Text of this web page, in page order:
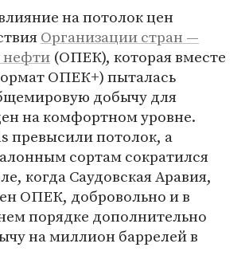
на потолок цен
Организации стран —
нефти (ОПЕК), которая вместе
ОПЕК+) пыталась
добычу для
на комфортном уровне.
превысили потолок, а
сортам сократился
когда Саудовская Аравия,
ОПЕК, добровольно и в
порядке дополнительно
на миллион баррелей в